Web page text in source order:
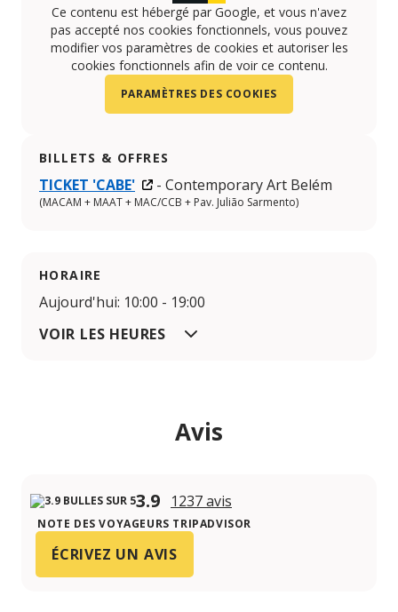
Ce contenu est hébergé par Google, et vous n'avez
pas accepté nos cookies fonctionnels, vous pouvez
modifier vos paramètres de cookies et autoriser les
cookies fonctionnels afin de voir ce contenu.
PARAMÈTRES DES COOKIES
BILLETS & OFFRES
TICKET 'CABE' - Contemporary Art Belém
(MACAM + MAAT + MAC/CCB + Pav. Julião Sarmento)
HORAIRE
Aujourd'hui: 10:00 - 19:00
VOIR LES HEURES
Avis
3.9 1237 avis
NOTE DES VOYAGEURS TRIPADVISOR
ÉCRIVEZ UN AVIS